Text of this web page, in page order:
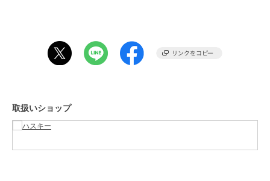
【サイズ感】
普段23.5cmを履いているスタッフがMサイズでジャストでした。
期間限定セール開催中
取扱いショップ